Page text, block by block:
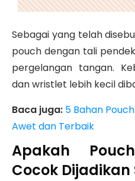
Sebagai yang telah
pouch dengan tali
pergelangan tangan.
dan wristlet lebih kecil
Baca juga: 5 Bahan
Awet dan Terbaik
Apakah
Cocok Dijadikan